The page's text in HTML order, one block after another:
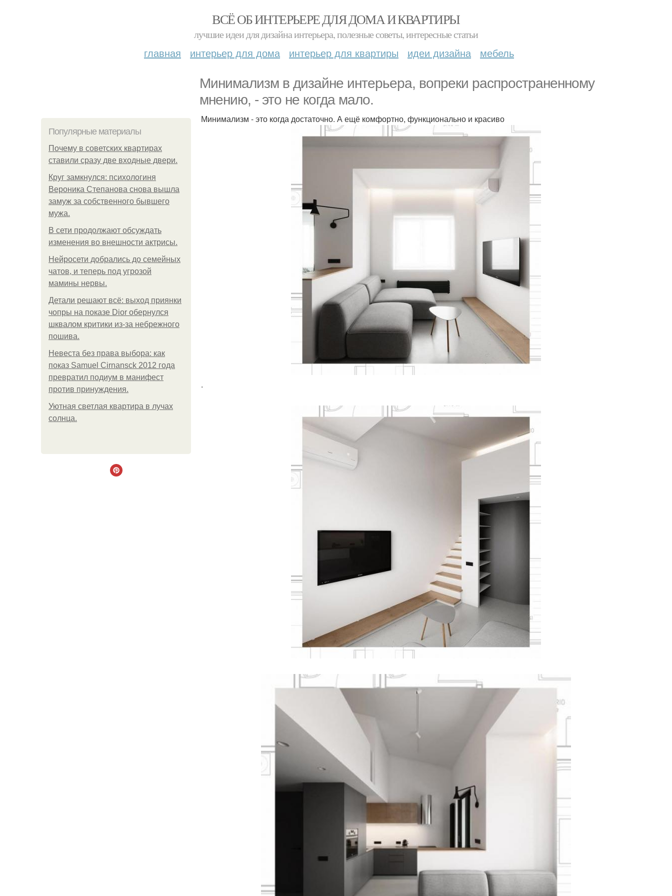
ВСЁ ОБ ИНТЕРЬЕРЕ ДЛЯ ДОМА И КВАРТИРЫ
лучшие идеи для дизайна интерьера, полезные советы, интересные статьи
главная интерьер для дома интерьер для квартиры идеи дизайна мебель
Минимализм в дизайне интерьера, вопреки распространенному
мнению, - это не когда мало.
Популярные материалы
Почему в советских квартирах
ставили сразу две входные двери.
Круг замкнулся: психологиня
Вероника Степанова снова вышла
замуж за собственного бывшего
мужа.
В сети продолжают обсуждать
изменения во внешности актрисы.
Нейросети добрались до семейных
чатов, и теперь под угрозой
мамины нервы.
Детали решают всё: выход приянки
чопры на показе Dior обернулся
шквалом критики из-за небрежного
пошива.
Невеста без права выбора: как
показ Samuel Cirnansck 2012 года
превратил подиум в манифест
против принуждения.
Уютная светлая квартира в лучах
солнца.
Минимализм - это когда достаточно. А ещё комфортно, функционально и красиво
.